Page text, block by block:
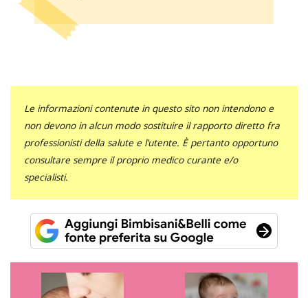
Le informazioni contenute in questo sito non intendono e
non devono in alcun modo sostituire il rapporto diretto fra
professionisti della salute e l’utente. È pertanto opportuno
consultare sempre il proprio medico curante e/o
specialisti.